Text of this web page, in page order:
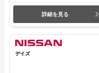
詳細を見る
デイズ